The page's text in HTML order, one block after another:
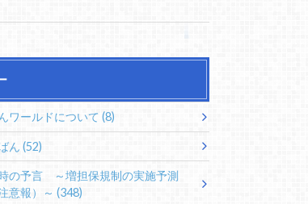
ワールドについて(8)
ん(52)
の予言 ～増担保規制の実施予測
意報）～(348)